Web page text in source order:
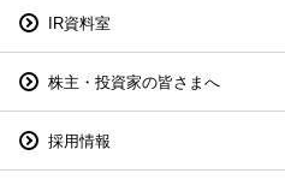
IR資料室
株主・投資家の皆さまへ
採用情報